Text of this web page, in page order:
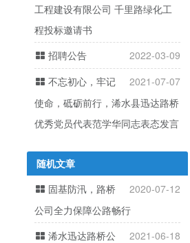
工程建设有限公司 千里路绿化工
程投标邀请书
2022-03-09
招聘公告
2021-07-07
不忘初心，牢记
使命，砥砺前行，浠水县迅达路桥
优秀党员代表范学华同志表态发言
随机文章
2020-07-12
固基防汛，路桥
公司全力保障公路畅行
2021-06-18
浠水迅达路桥公